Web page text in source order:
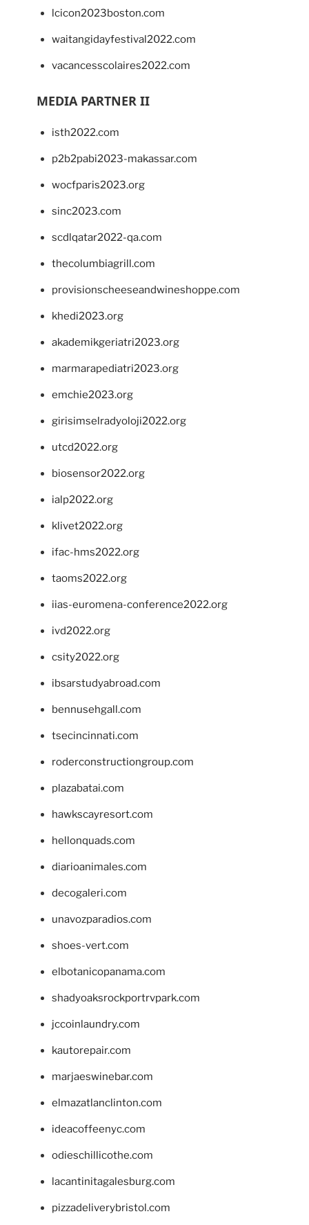
lcicon2023boston.com
waitangidayfestival2022.com
vacancesscolaires2022.com
MEDIA PARTNER II
isth2022.com
p2b2pabi2023-makassar.com
wocfparis2023.org
sinc2023.com
scdlqatar2022-qa.com
thecolumbiagrill.com
provisionscheeseandwineshoppe.com
khedi2023.org
akademikgeriatri2023.org
marmarapediatri2023.org
emchie2023.org
girisimselradyoloji2022.org
utcd2022.org
biosensor2022.org
ialp2022.org
klivet2022.org
ifac-hms2022.org
taoms2022.org
iias-euromena-conference2022.org
ivd2022.org
csity2022.org
ibsarstudyabroad.com
bennusehgall.com
tsecincinnati.com
roderconstructiongroup.com
plazabatai.com
hawkscayresort.com
hellonquads.com
diarioanimales.com
decogaleri.com
unavozparadios.com
shoes-vert.com
elbotanicopanama.com
shadyoaksrockportrvpark.com
jccoinlaundry.com
kautorepair.com
marjaeswinebar.com
elmazatlanclinton.com
ideacoffeenyc.com
odieschillicothe.com
lacantinitagalesburg.com
pizzadeliverybristol.com